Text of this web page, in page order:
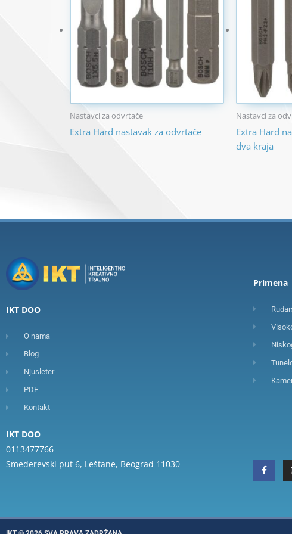
Nastavci za odvrtače
Extra Hard nastavak za odvrtače
Nastavci za
Extra Hard
dva kraja
IKT DOO
O nama
Blog
Njusleter
PDF
Kontakt
IKT DOO
0113477766
Smederevski put 6, Leštane, Beograd 11030
Primena
c
e
b
f